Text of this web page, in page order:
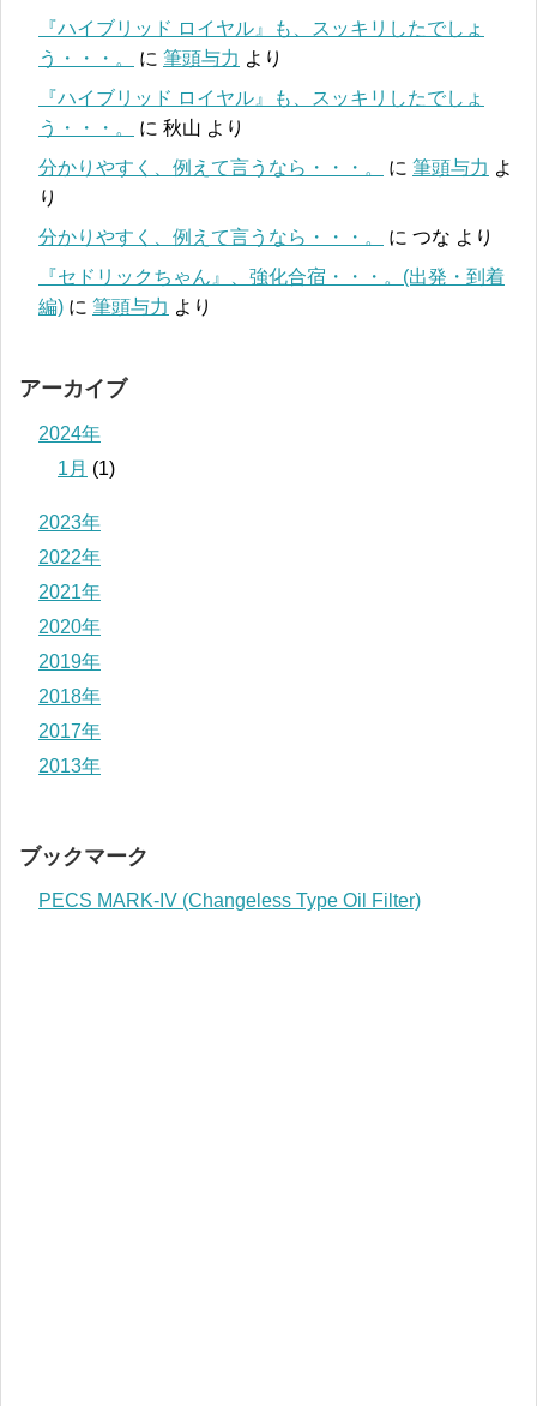
『ハイブリッド ロイヤル』も、スッキリしたでしょ
う・・・。
に 筆頭与力 より
『ハイブリッド ロイヤル』も、スッキリしたでしょ
う・・・。
に 秋山 より
分かりやすく、例えて言うなら・・・。
に 筆頭与力 よ
り
分かりやすく、例えて言うなら・・・。
に つな より
『セドリックちゃん』、強化合宿・・・。(出発・到着
編) に 筆頭与力 より
アーカイブ
2024年
1月 (1)
2023年
2022年
2021年
2020年
2019年
2018年
2017年
2013年
ブックマーク
PECS MARK-IV (Changeless Type Oil Filter)